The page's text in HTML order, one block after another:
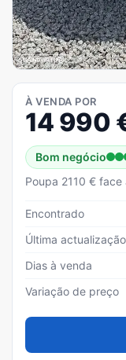
À VENDA POR
14 990
Bom negócio
Poupa 2110 €
Encontrado
Última actualização
Dias à venda
Variação de preço